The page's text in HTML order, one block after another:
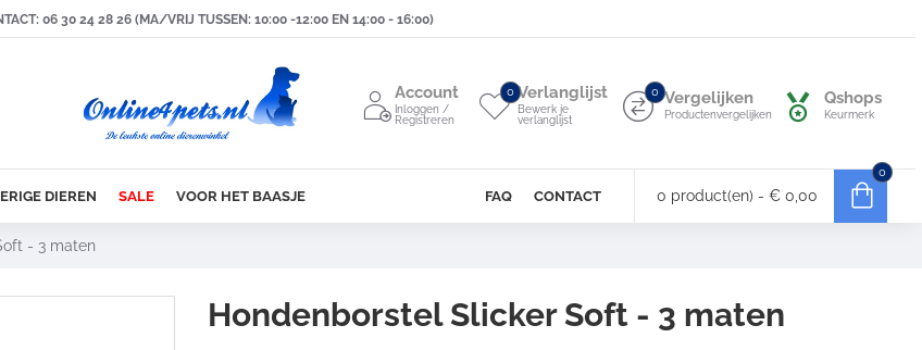
06 30 24 28 26 (MA/VRIJ TUSSEN: 10:00 -12:00 EN 14:00 - 16:00)
Account
Inloggen /
Registreren
Verlanglijst
Bewerk je
verlanglijst
0 Vergelijken
Productenvergelijken
0 Qshops
Keurmerk
DIEREN SALE VOOR HET BAASJE FAQ CONTACT 0 product(en) - € 0,00
0
- 3 maten
Hondenborstel Slicker Soft - 3 maten